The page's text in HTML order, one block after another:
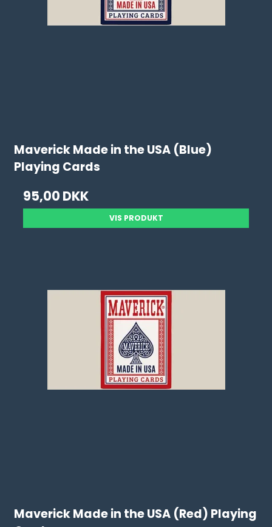
Maverick Made in the USA (Blue)
Playing Cards
95,00 DKK
VIS PRODUKT
Maverick Made in the USA (Red) Playing